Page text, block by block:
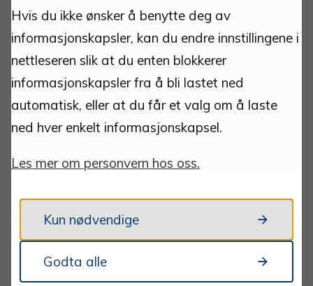
VIPPS: 518958
Kontakt:
postmottak@tynset.kommune.no
(sikker kanal for dokumentinnsending)
Tlf: 62 48 50 00 man-fre 10.00-15.00.
Teknisk vakttelefon
911 25 533
Hvis du ikke ønsker å benytte deg av
informasjonskapsler, kan du endre innstillingene i
nettleseren slik at du enten blokkerer
informasjonskapsler fra å bli lastet ned
automatisk, eller at du får et valg om å laste
ned hver enkelt informasjonskapsel.
Les mer om personvern hos oss.
Kun nødvendige
Godta alle